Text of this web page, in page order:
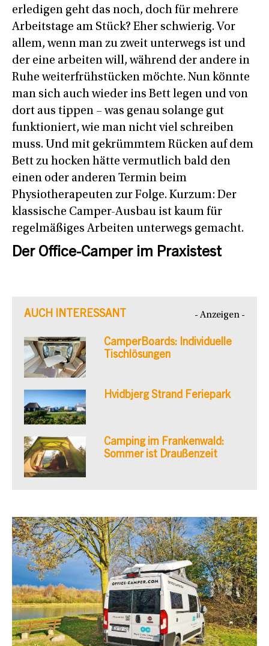
erledigen geht das noch, doch für mehrere
Arbeitstage am Stück? Eher schwierig. Vor
allem, wenn man zu zweit unterwegs ist und
der eine arbeiten will, während der andere in
Ruhe weiterfrühstücken möchte. Nun könnte
man sich auch wieder ins Bett legen und von
dort aus tippen – was genau solange gut
funktioniert, wie man nicht viel schreiben
muss. Und mit gekrümmtem Rücken auf dem
Bett zu hocken hätte vermutlich bald den
einen oder anderen Termin beim
Physiotherapeuten zur Folge. Kurzum: Der
klassische Camper-Ausbau ist kaum für
regelmäßiges Arbeiten unterwegs gemacht.
Der Office-Camper im Praxistest
AUCH INTERESSANT - Anzeigen -
CamperBoards: Individuelle
Tischlösungen
Hvidbjerg Strand Feriepark
Camping im Frankenwald:
Sommer ist Draußenzeit